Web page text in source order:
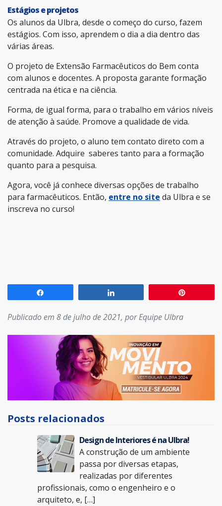
Estágios e projetos
Os alunos da Ulbra, desde o começo do curso, fazem
estágios. Com isso, aprendem o dia a dia dentro das
várias áreas.
O projeto de Extensão Farmacêuticos do Bem conta
com alunos e docentes. A proposta garante formação
centrada na ética e na ciência.
Forma, de igual forma, para o trabalho em vários níveis
de atenção à saúde. Promove a qualidade de vida.
Através do projeto, o aluno tem contato direto com a
comunidade. Adquire saberes tanto para a formação
quanto para a pesquisa.
Agora, você já conhece diversas opções de trabalho
para farmacêuticos. Então, entre no site da Ulbra e se
inscreva no curso!
Publicado em 8 de julho de 2021, por Equipe Ulbra
Posts relacionados
Design de Interiores é na Ulbra!
A construção de um ambiente
passa por diversas etapas,
realizadas por diferentes
profissionais, como o engenheiro e o
arquiteto, e, […]